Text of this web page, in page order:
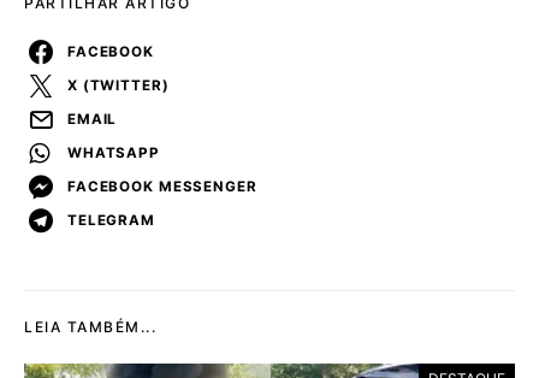
FACEBOOK
X (TWITTER)
EMAIL
WHATSAPP
FACEBOOK MESSENGER
TELEGRAM
LEIA TAMBÉM...